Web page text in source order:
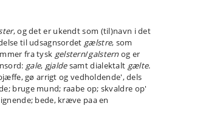
, og det er ukendt som (til)navn i det
til udsagnsordet gælstre, som
fra tysk gelstern/galsternog er
gale, gjaldesamt dialektalt gælte.
gø arrigt og vedholdende', dels
bruge mund; raabe op; skvaldre op'
bede, kræve paa en